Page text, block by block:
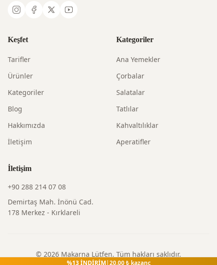
%13İNDİRİM|20.00₺ kazanç
Keşfet
Tarifler
Ürünler
Kategoriler
Blog
Hakkımızda
İletişim
Kategoriler
Ana Yemekler
Çorbalar
Salatalar
Tatlılar
Kahvaltılıklar
Aperatifler
İletişim
+90 288 214 07 08
Demirtaş Mah. İnönü Cad.
178 Merkez - Kırklareli
© 2026 Makarna Lütfen. Tüm hakları saklıdır.